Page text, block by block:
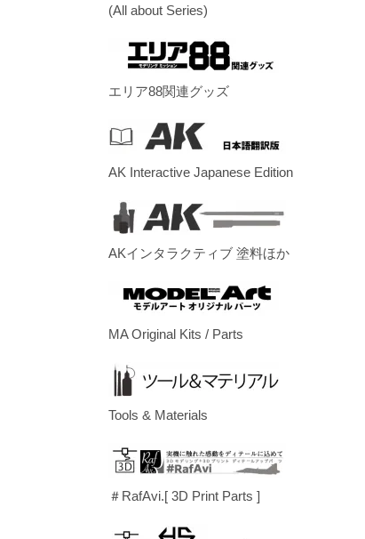
(All about Series)
エリア88関連グッズ
AK Interactive Japanese Edition
AKインタラクティブ 塗料ほか
MA Original Kits / Parts
Tools & Materials
＃RafAvi.[ 3D Print Parts ]